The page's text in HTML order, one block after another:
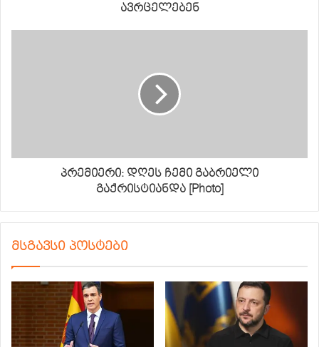
ავრცელებენ
პრემიერი: დღეს ჩემი გაბრიელი
გაქრისტიანდა [Photo]
მსგავსი პოსტები